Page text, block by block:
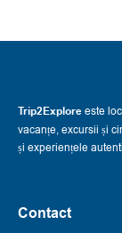
Trip2Exploreeste
vacanțe, excursii și
și experiențele
Contact